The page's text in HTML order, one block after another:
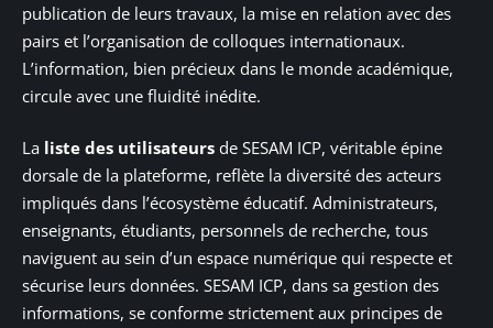
publication de leurs travaux, la mise en relation avec des
pairs et l’organisation de colloques internationaux.
L’information, bien précieux dans le monde académique,
circule avec une fluidité inédite.
La liste des utilisateurs de SESAM ICP, véritable épine
dorsale de la plateforme, reflète la diversité des acteurs
impliqués dans l’écosystème éducatif. Administrateurs,
enseignants, étudiants, personnels de recherche, tous
naviguent au sein d’un espace numérique qui respecte et
sécurise leurs données. SESAM ICP, dans sa gestion des
informations, se conforme strictement aux principes de